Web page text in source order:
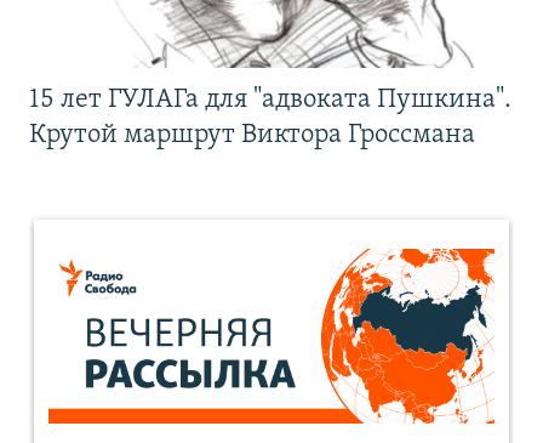
15 лет ГУЛАГа для "адвоката Пушкина".
Крутой маршрут Виктора Гроссмана